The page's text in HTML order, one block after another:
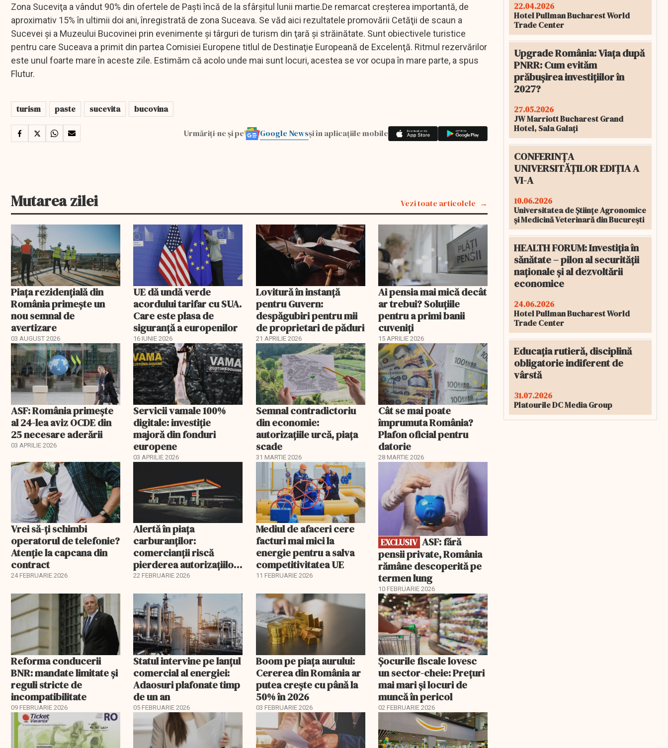
Zona Suceviţa a vândut 90% din ofertele de Paşti încă de la sfârşitul lunii martie.De remarcat creşterea importantă, de
aproximativ 15% în ultimii doi ani, înregistrată de zona Suceava. Se văd aici rezultatele promovării Cetăţii de scaun a
Sucevei şi a Muzeului Bucovinei prin evenimente şi târguri de turism din ţară şi străinătate. Sunt obiectivele turistice
pentru care Suceava a primit din partea Comisiei Europene titlul de Destinaţie Europeană de Excelenţă. Ritmul rezervărilor
este unul foarte mare în aceste zile. Estimăm că acolo unde mai sunt locuri, acestea se vor ocupa în mare parte, a spus
Flutur.
turism paste sucevita bucovina
Urmăriți-ne și pe Google Newsși în aplicațiile mobile
Mutarea zilei Vezi toate articolele
Piața rezidențială din
România primește un
nou semnal de
avertizare
03 AUGUST 2026
UE dă undă verde
acordului tarifar cu SUA.
Care este plasa de
siguranță a europenilor
16 IUNIE 2026
Lovitură în instanță
pentru Guvern:
despăgubiri pentru mii
de proprietari de păduri
21 APRILIE 2026
Ai pensia mai mică decât
ar trebui? Soluţiile
pentru a primi banii
cuveniţi
15 APRILIE 2026
ASF: România primește
al 24-lea aviz OCDE din
25 necesare aderării
03 APRILIE 2026
Servicii vamale 100%
digitale: investiție
majoră din fonduri
europene
03 APRILIE 2026
Semnal contradictoriu
din economie:
autorizațiile urcă, piața
scade
31 MARTIE 2026
Cât se mai poate
împrumuta România?
Plafon oficial pentru
datorie
28 MARTIE 2026
Vrei să-ți schimbi
operatorul de telefonie?
Atenție la capcana din
contract
24 FEBRUARIE 2026
Alertă în piața
carburanților:
comercianții riscă
pierderea autorizațiilor
înainte de 1 martie. Ce
22 FEBRUARIE 2026
Mediul de afaceri cere
facturi mai mici la
energie pentru a salva
competitivitatea UE
11 FEBRUARIE 2026
EXCLUSIV
EXCLUSIV ASF: fără
pensii private, România
rămâne descoperită pe
termen lung
10 FEBRUARIE 2026
Reforma conducerii
BNR: mandate limitate și
reguli stricte de
incompatibilitate
09 FEBRUARIE 2026
Statul intervine pe lanțul
comercial al energiei:
Adaosuri plafonate timp
de un an
05 FEBRUARIE 2026
Boom pe piața aurului:
Cererea din România ar
putea crește cu până la
50% în 2026
03 FEBRUARIE 2026
Șocurile fiscale lovesc
un sector-cheie: Prețuri
mai mari și locuri de
muncă în pericol
02 FEBRUARIE 2026
22.04.2026
Hotel Pullman Bucharest World
Trade Center
Upgrade România: Viața după
PNRR: Cum evităm
prăbușirea investițiilor în
2027?
27.05.2026
JW Marriott Bucharest Grand
Hotel, Sala Galați
CONFERINȚA
UNIVERSITĂȚILOR EDIȚIA A
VI-A
10.06.2026
Universitatea de Științe Agronomice
și Medicină Veterinară din București
HEALTH FORUM: Investiția în
sănătate – pilon al securității
naționale și al dezvoltării
economice
24.06.2026
Hotel Pullman Bucharest World
Trade Center
Educația rutieră, disciplină
obligatorie indiferent de
vârstă
31.07.2026
Platourile DC Media Group